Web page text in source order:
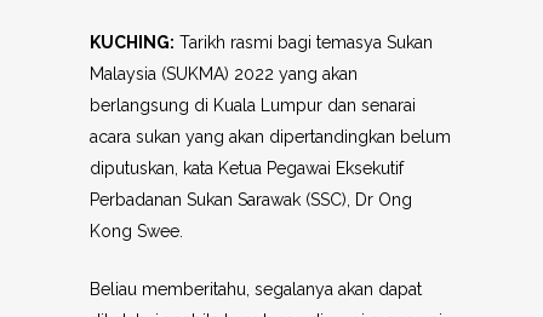
KUCHING: Tarikh rasmi bagi temasya Sukan
Malaysia (SUKMA) 2022 yang akan
berlangsung di Kuala Lumpur dan senarai
acara sukan yang akan dipertandingkan belum
diputuskan, kata Ketua Pegawai Eksekutif
Perbadanan Sukan Sarawak (SSC), Dr Ong
Kong Swee.
Beliau memberitahu, segalanya akan dapat